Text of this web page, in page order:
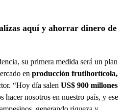
aquí y ahorrar dinero de
su primera medida será un plan
en producción frutihortícola,
“Hoy día salen US$ 900 millones
hacer nosotros en nuestro país, y ese